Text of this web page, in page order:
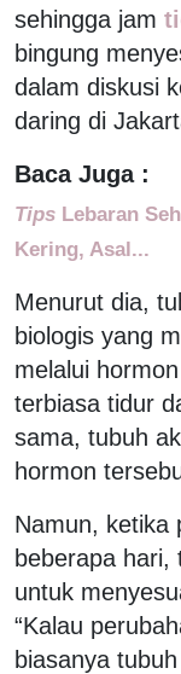
sehingga jam
bingung
dalam diskusi
daring di
Baca Juga :
Tips Lebaran
Kering, Asal...
Menurut dia,
biologis yang
melalui
terbiasa tidur
sama, tubuh
hormon
Namun, ketika
beberapa hari,
untuk
“Kalau
biasanya